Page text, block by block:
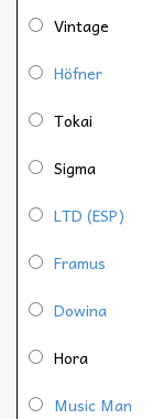
Vintage
Höfner
Tokai
Sigma
LTD (ESP)
Framus
Dowina
Hora
Music Man